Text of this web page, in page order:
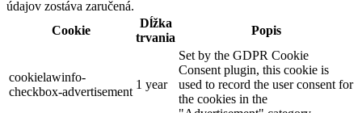
údajov zostáva zaručená.
Cookie
Dĺžka
trvania
Popis
cookielawinfo-
checkbox-advertisement
1 year
Set by the GDPR Cookie
Consent plugin, this cookie is
used to record the user consent for
the cookies in the